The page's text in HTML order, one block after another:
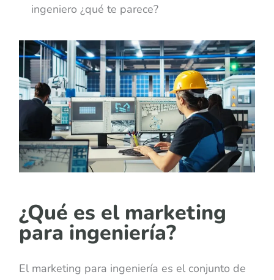
ingeniero ¿qué te parece?
¿Qué es el marketing
para ingeniería?
El marketing para ingeniería es el conjunto de